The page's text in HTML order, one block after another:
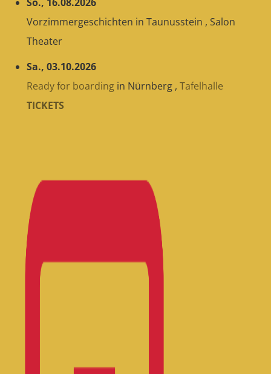
Vorzimmergeschichten in Taunusstein , Salon
Theater
Sa., 03.10.2026
Ready for boarding in Nürnberg , Tafelhalle
TICKETS